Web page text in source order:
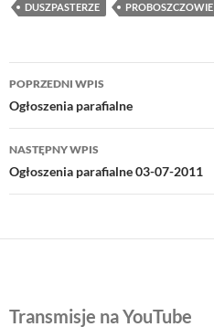
DUSZPASTERZE PROBOSZCZOWIE
Nawigacja
wpisu
POPRZEDNI WPIS
Ogłoszenia parafialne
NASTĘPNY WPIS
Ogłoszenia parafialne 03-07-2011
Transmisje na YouTube